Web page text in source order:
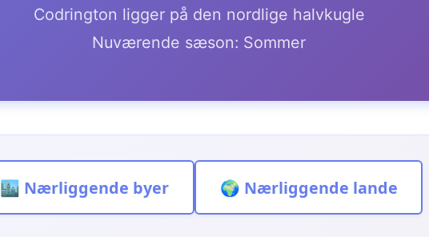
Codrington ligger på den nordlige halvkugle
Nuværende sæson: Sommer
🏙️ Nærliggende byer 🌍 Nærliggende lande